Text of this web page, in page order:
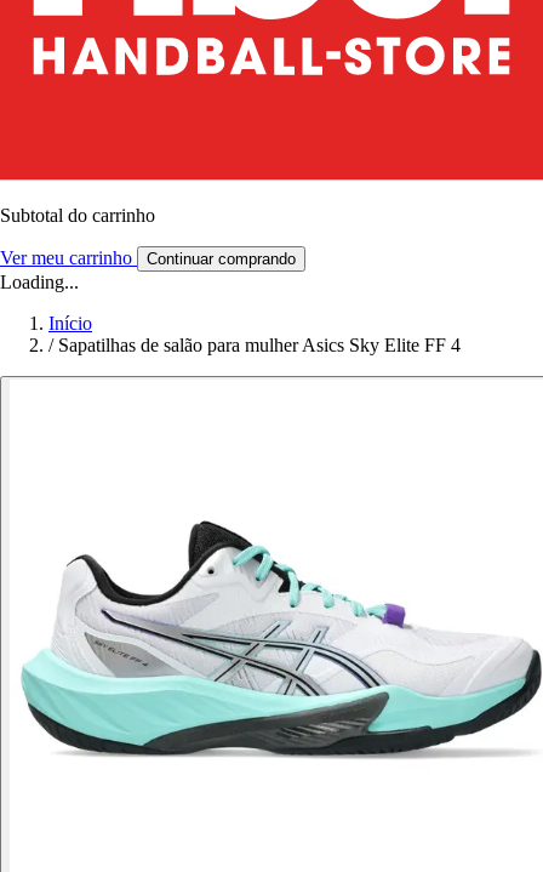
Subtotal do carrinho
Ver meu carrinho Continuar comprando
Loading...
Início
/ Sapatilhas de salão para mulher Asics Sky Elite FF 4